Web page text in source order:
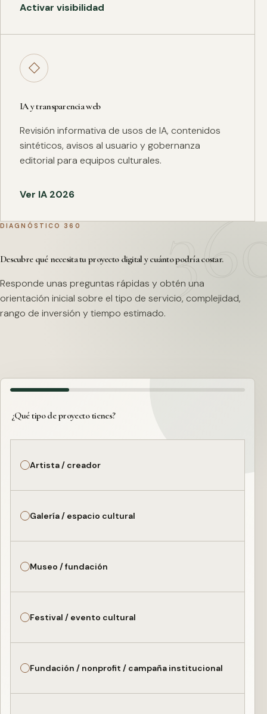
Activar visibilidad
◇
IA y transparencia web
Revisión informativa de usos de IA, contenidos
sintéticos, avisos al usuario y gobernanza
editorial para equipos culturales.
Ver IA 2026
DIAGNÓSTICO 360
Descubre qué necesita tu proyecto digital y cuánto podría costar.
Responde unas preguntas rápidas y obtén una
orientación inicial sobre el tipo de servicio, complejidad,
rango de inversión y tiempo estimado.
¿Qué tipo de proyecto tienes?
Artista / creador
Galería / espacio cultural
Museo / fundación
Festival / evento cultural
Fundación / nonprofit / campaña institucional